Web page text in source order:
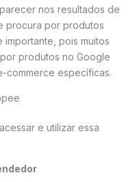
nos resultados de
procura por produtos
importante, pois muitos
produtos no Google
commerce específicas.
e utilizar essa